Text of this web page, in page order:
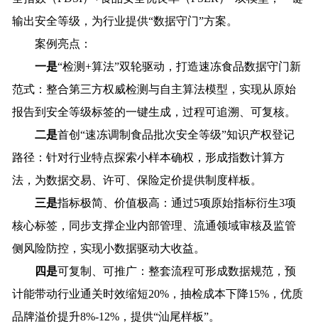
输出安全等级，为行业提供“数据守门”方案。
案例亮点：
一是“检测+算法”双轮驱动，打造速冻食品数据守门新
范式：整合第三方权威检测与自主算法模型，实现从原始
报告到安全等级标签的一键生成，过程可追溯、可复核。
二是首创“速冻调制食品批次安全等级”知识产权登记
路径：针对行业特点探索小样本确权，形成指数计算方
法，为数据交易、许可、保险定价提供制度样板。
三是指标极简、价值极高：通过5项原始指标衍生3项
核心标签，同步支撑企业内部管理、流通领域审核及监管
侧风险防控，实现小数据驱动大收益。
四是可复制、可推广：整套流程可形成数据规范，预
计能带动行业通关时效缩短20%，抽检成本下降15%，优质
品牌溢价提升8%-12%，提供“汕尾样板”。